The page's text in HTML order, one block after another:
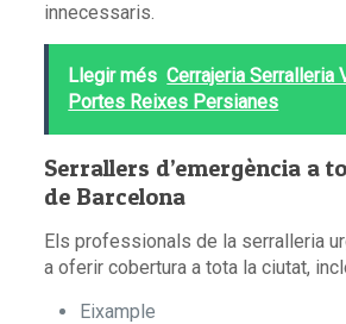
innecessaris.
Llegir més Cerrajeria Serralleria
Portes Reixes Persianes
Serrallers d’emergència a
de Barcelona
Els professionals de la serralleria
a oferir cobertura a tota la ciutat,
Eixample